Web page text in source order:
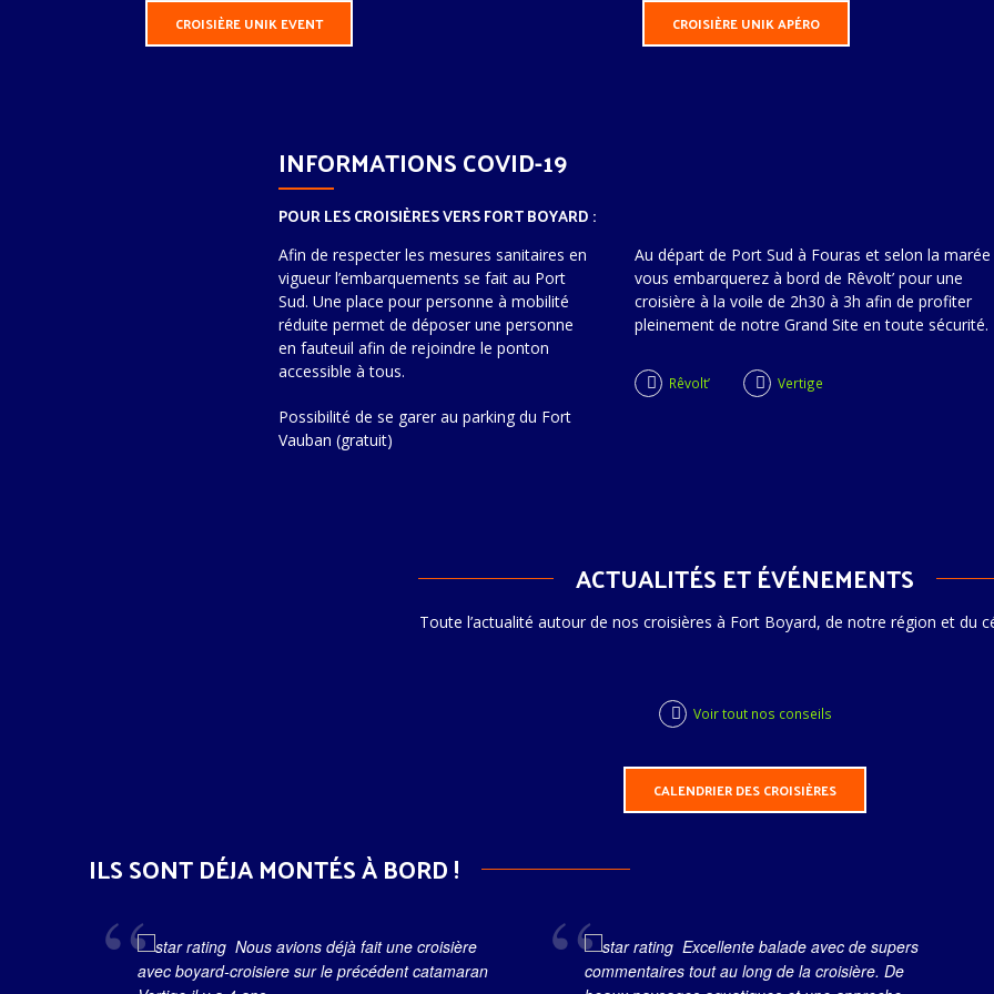
CROISIÈRE UNIK EVENT CROISIÈRE UNIK APÉRO
INFORMATIONS COVID-19
POUR LES CROISIÈRES VERS FORT BOYARD :
Afin de respecter les mesures sanitaires en
vigueur l’embarquements se fait au Port
Sud. Une place pour personne à mobilité
réduite permet de déposer une personne
en fauteuil afin de rejoindre le ponton
accessible à tous.
Possibilité de se garer au parking du Fort
Vauban (gratuit)
Au départ de Port Sud à Fouras et selon la marée
vous embarquerez à bord de Rêvolt’ pour une
croisière à la voile de 2h30 à 3h afin de profiter
pleinement de notre Grand Site en toute sécurité.
Rêvolt’ Vertige
ACTUALITÉS ET ÉVÉNEMENTS
Toute l’actualité autour de nos croisières à Fort Boyard, de notre région et du
Voir tout nos conseils
CALENDRIER DES CROISIÈRES
ILS SONT DÉJA MONTÉS À BORD !
Nous avions déjà fait une croisière
avec boyard-croisiere sur le précédent catamaran
Excellente balade avec de supers
commentaires tout au long de la croisière. De